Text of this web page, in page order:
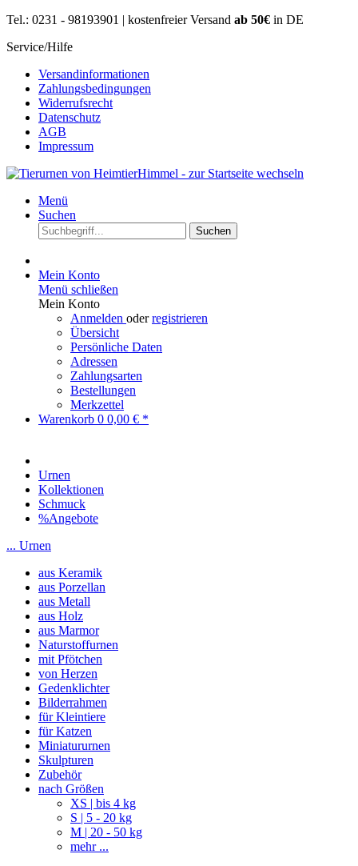
Tel.: 0231 - 98193901 | kostenfreier Versand ab 50€ in DE
Service/Hilfe
Versandinformationen
Zahlungsbedingungen
Widerrufsrecht
Datenschutz
AGB
Impressum
Menü
Suchen
Suchen
Mein Konto
Menü schließen
Mein Konto
Anmelden oderregistrieren
Übersicht
Persönliche Daten
Adressen
Zahlungsarten
Bestellungen
Merkzettel
Warenkorb 0 0,00 € *
Urnen
Kollektionen
Schmuck
%Angebote
... Urnen
aus Keramik
aus Porzellan
aus Metall
aus Holz
aus Marmor
Naturstoffurnen
mit Pfötchen
von Herzen
Gedenklichter
Bilderrahmen
für Kleintiere
für Katzen
Miniatururnen
Skulpturen
Zubehör
nach Größen
XS | bis 4 kg
S | 5 - 20 kg
M | 20 - 50 kg
mehr ...